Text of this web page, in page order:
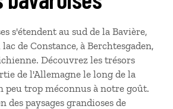
s'étendent au sud de la Bavière,
de Constance, à Berchtesgaden,
Découvrez les trésors
de l'Allemagne le long de la
peu trop méconnus à notre goût.
des paysages grandioses de